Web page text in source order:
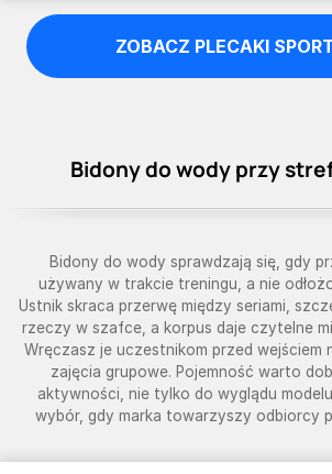
ZOBACZ PLECAKI
Bidony do wody przy
Bidony do wody sprawdzają się, gdy
używany w trakcie treningu, a nie
Ustnik skraca przerwę między seriami,
rzeczy w szafce, a korpus daje czytelne
Wręczasz je uczestnikom przed wejściem
zajęcia grupowe. Pojemność warto
aktywności, nie tylko do wyglądu
wybór, gdy marka towarzyszy odbiorcy